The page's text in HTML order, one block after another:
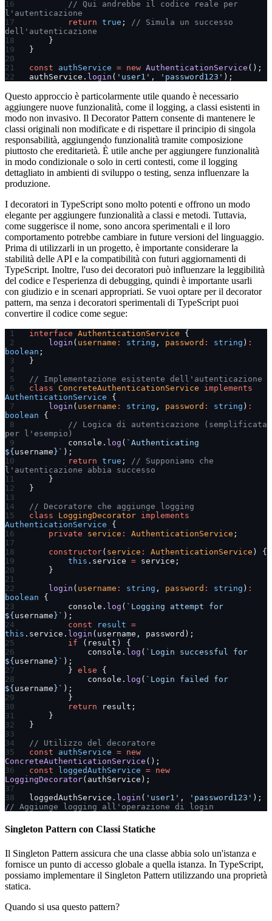
        // Qui andrebbe il codice reale per
l'autenticazione
        return
true ; // Simula un successo
dell'autenticazione
    }
}
const authService = new AuthenticationService ();
authService. login ( 'user1' , 'password123' );
Questo approccio è particolarmente utile quando è necessario
aggiungere nuove funzionalità, come il logging, a classi esistenti in
modo non invasivo. Il Decorator Pattern consente di mantenere le
classi originali non modificate e di rispettare il principio di singola
responsabilità, aggiungendo funzionalità tramite composizione
piuttosto che ereditarietà. È utile anche per aggiungere funzionalità
in modo condizionale o solo in certi contesti, come il logging
dettagliato in ambienti di sviluppo o testing, senza influenzare la
produzione.
I decoratori in TypeScript sono molto potenti e offrono un modo
elegante per aggiungere funzionalità a classi e metodi. Tuttavia,
come suggerisce il nome, sono ancora sperimentali e il loro
comportamento potrebbe cambiare in future versioni del linguaggio.
Prima di utilizzarli in un progetto, è importante considerare la
stabilità delle API e la compatibilità con futuri aggiornamenti di
TypeScript. Inoltre, l'uso dei decoratori può influenzare la leggibilità
del codice e l'esperienza di debugging, quindi è importante usarli
con giudizio e in scenari appropriati. Se vuoi optare per il decorator
pattern, ma senza i decoratori sperimentali di TypeScript puoi
convertire il codice come segue:
interface AuthenticationService {
    login
( username : string , password : string ) :
boolean ;
}
// Implementazione esistente dell'autenticazione
class ConcreteAuthenticationService implements
AuthenticationService {
    login
( username : string , password : string ) :
boolean {
        // Logica di autenticazione (semplificata
per l'esempio)
        console.
log ( `Authenticating
${ username }` );
        return
true ; // Supponiamo che
l'autenticazione abbia successo
    }
}
// Decoratore che aggiunge logging
class LoggingDecorator implements
AuthenticationService {
    private
service : AuthenticationService ;
    constructor
( service : AuthenticationService ) {
        this
.service = service;
    }
    login
( username : string , password : string ) :
boolean {
        console.
log ( `Logging attempt for
${ username }` );
        const
result =
this .service. login (username, password);
        if
(result) {
            console.
log ( `Login successful for
${ username }` );
        }
else {
            console.
log ( `Login failed for
${ username }` );
        }
        return
result;
    }
}
// Utilizzo del decoratore
const authService = new
ConcreteAuthenticationService ();
const loggedAuthService = new
LoggingDecorator(authService);
loggedAuthService. login ( 'user1' , 'password123'
// Aggiunge logging all'operazione di login
Singleton Pattern con Classi Statiche
Il Singleton Pattern assicura che una classe abbia solo un'istanza e
fornisce un punto di accesso globale a quella istanza. In TypeScript,
possiamo implementare il Singleton Pattern utilizzando una proprietà
statica.
Quando si usa questo pattern?